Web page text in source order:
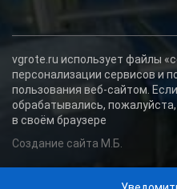
vgrote.ru использует файлы
персонализации сервисов и
пользования веб-сайтом.
обрабатывались,
в своём браузере
Создание сайта М.Б.